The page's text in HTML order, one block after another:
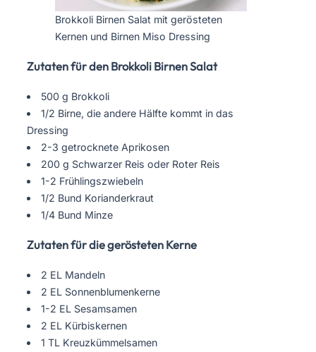
Brokkoli Birnen Salat mit gerösteten
Kernen und Birnen Miso Dressing
Zutaten für den Brokkoli Birnen Salat
500 g Brokkoli
1/2 Birne, die andere Hälfte kommt in das
Dressing
2-3 getrocknete Aprikosen
200 g Schwarzer Reis oder Roter Reis
1-2 Frühlingszwiebeln
1/2 Bund Korianderkraut
1/4 Bund Minze
Zutaten für die gerösteten Kerne
2 EL Mandeln
2 EL Sonnenblumenkerne
1-2 EL Sesamsamen
2 EL Kürbiskernen
1 TL Kreuzkümmelsamen